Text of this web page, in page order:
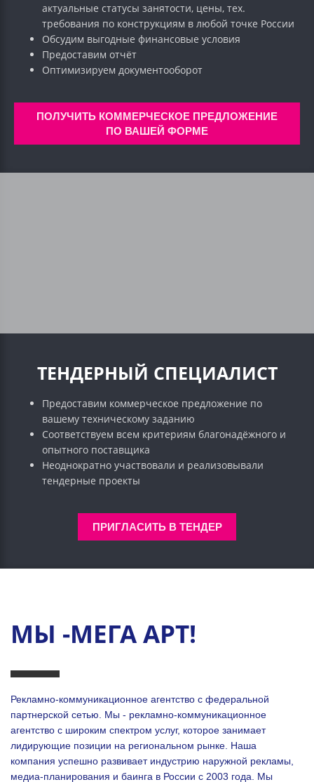
актуальные статусы занятости, цены, тех.
требования по конструкциям в любой точке России
Обсудим выгодные финансовые условия
Предоставим отчёт
Оптимизируем документооборот
ПОЛУЧИТЬ КОММЕРЧЕСКОЕ ПРЕДЛОЖЕНИЕ
ПО ВАШЕЙ ФОРМЕ
ТЕНДЕРНЫЙ СПЕЦИАЛИСТ
Предоставим коммерческое предложение по
вашему техническому заданию
Соответствуем всем критериям благонадёжного и
опытного поставщика
Неоднократно участвовали и реализовывали
тендерные проекты
ПРИГЛАСИТЬ В ТЕНДЕР
МЫ -МЕГА АРТ!
Рекламно-коммуникационное агентство с федеральной
партнерской сетью. Мы - рекламно-коммуникационное
агентство с широким спектром услуг, которое занимает
лидирующие позиции на региональном рынке. Наша
компания успешно развивает индустрию наружной рекламы,
медиа-планирования и баинга в России с 2003 года. Мы